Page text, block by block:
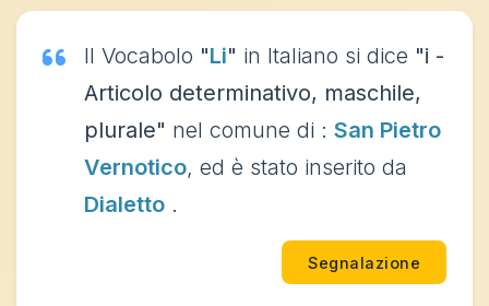
Il Vocabolo "Li" in Italiano si dice "i -
Articolo determinativo, maschile,
plurale" nel comune di : San Pietro
Vernotico, ed è stato inserito da
Dialetto .
Segnalazione